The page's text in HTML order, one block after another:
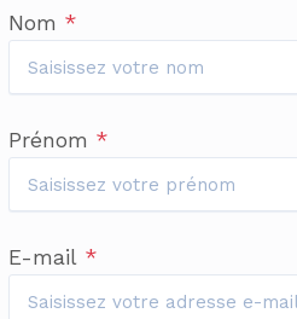
Nom *
Prénom *
E-mail *